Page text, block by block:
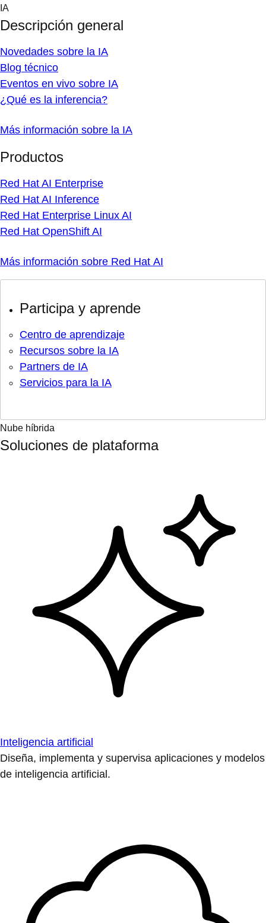
Skip
content
IA
Descripción general
Novedades sobre la IA
Blog técnico
Eventos en vivo sobre IA
¿Qué es la inferencia?
Más información sobre la IA
Productos
Red Hat AI Enterprise
Red Hat AI Inference
Red Hat Enterprise Linux AI
Red Hat OpenShift AI
Más información sobre Red Hat AI
Participa y aprende
Centro de aprendizaje
Recursos sobre la IA
Partners de IA
Servicios para la IA
Nube híbrida
Soluciones de plataforma
Inteligencia artificial
Diseña, implementa y supervisa aplicaciones y modelos
de inteligencia artificial.